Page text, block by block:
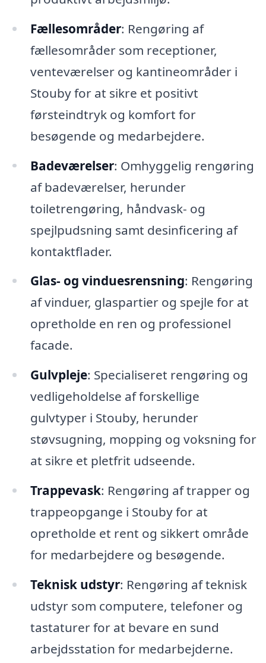
Fællesområder: Rengøring af
fællesområder som receptioner,
venteværelser og kantineområder i
Stouby for at sikre et positivt
førsteindtryk og komfort for
besøgende og medarbejdere.
Badeværelser: Omhyggelig rengøring
af badeværelser, herunder
toiletrengøring, håndvask- og
spejlpudsning samt desinficering af
kontaktflader.
Glas- og vinduesrensning: Rengøring
af vinduer, glaspartier og spejle for at
opretholde en ren og professionel
facade.
Gulvpleje: Specialiseret rengøring og
vedligeholdelse af forskellige
gulvtyper i Stouby, herunder
støvsugning, mopping og voksning for
at sikre et pletfrit udseende.
Trappevask: Rengøring af trapper og
trappeopgange i Stouby for at
opretholde et rent og sikkert område
for medarbejdere og besøgende.
Teknisk udstyr: Rengøring af teknisk
udstyr som computere, telefoner og
tastaturer for at bevare en sund
arbejdsstation for medarbejderne.